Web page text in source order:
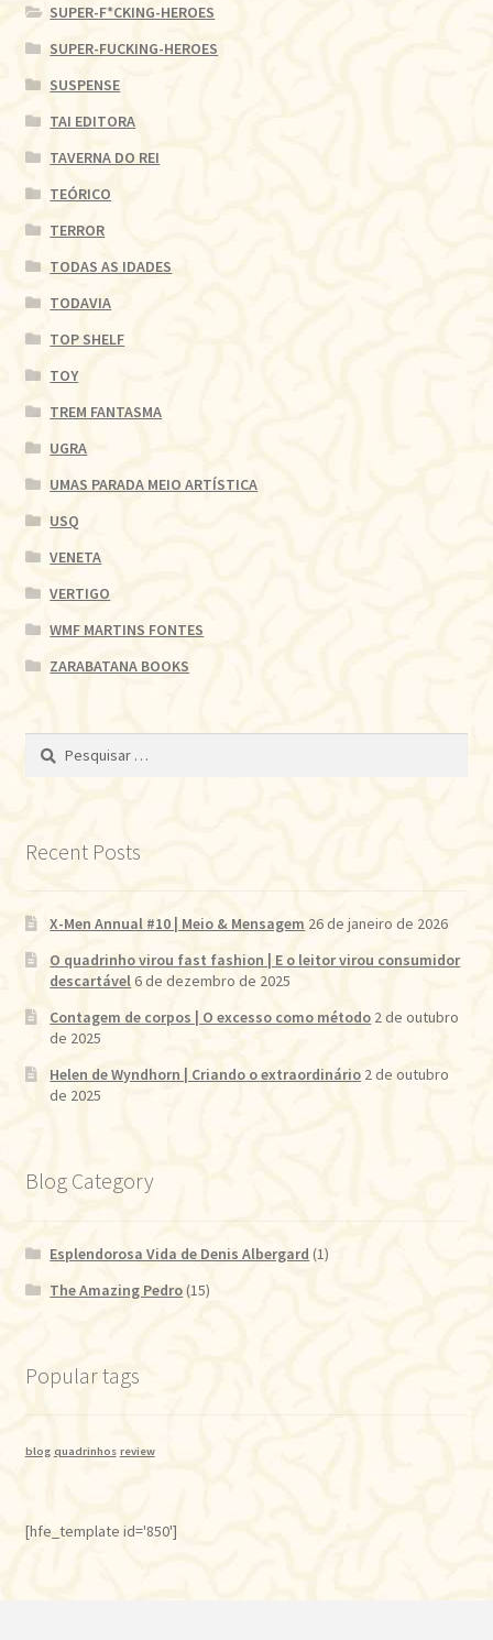
SUPER-F*CKING-HEROES
SUPER-FUCKING-HEROES
SUSPENSE
TAI EDITORA
TAVERNA DO REI
TEÓRICO
TERROR
TODAS AS IDADES
TODAVIA
TOP SHELF
TOY
TREM FANTASMA
UGRA
UMAS PARADA MEIO ARTÍSTICA
USQ
VENETA
VERTIGO
WMF MARTINS FONTES
ZARABATANA BOOKS
Pesquisar
Recent Posts
X-Men Annual #10 | Meio & Mensagem 26 de janeiro de 2026
O quadrinho virou fast fashion | E o leitor virou consumidor
descartável6 de dezembro de 2025
Contagem de corpos | O excesso como método 2 de outubro
de 2025
Helen de Wyndhorn | Criando o extraordinário 2 de outubro
de 2025
Blog Category
Esplendorosa Vida de Denis Albergard (1)
The Amazing Pedro(15)
Popular tags
blog quadrinhos review
[hfe_template id='850']